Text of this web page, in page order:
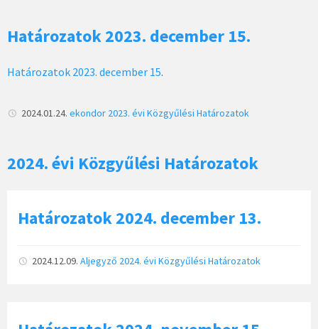
Határozatok 2023. december 15.
Határozatok 2023. december 15.
2024.01.24. ekondor 2023. évi Közgyűlési Határozatok
2024. évi Közgyűlési Határozatok
Határozatok 2024. december 13.
2024.12.09. Aljegyző 2024. évi Közgyűlési Határozatok